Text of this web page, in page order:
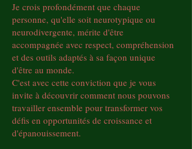
Je crois profondément que chaque
personne, qu'elle soit neurotypique ou
neurodivergente, mérite d'être
accompagnée avec respect, compréhension
et des outils adaptés à sa façon unique
d'être au monde.
C'est avec cette conviction que je vous
invite à découvrir comment nous pouvons
travailler ensemble pour transformer vos
défis en opportunités de croissance et
d'épanouissement.